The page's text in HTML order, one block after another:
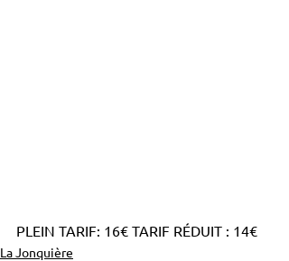
PLEIN TARIF: 16€ TARIF RÉDUIT : 14€
La Jonquière